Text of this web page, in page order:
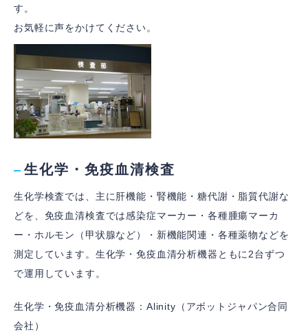
す。
お気軽に声をかけてください。
生化学・免疫血清検査
生化学検査では、主に肝機能・腎機能・糖代謝・脂質代謝な
どを、免疫血清検査では感染症マーカー・各種腫瘍マーカ
ー・ホルモン（甲状腺など）・新機能関連・各種薬物などを
測定しています。生化学・免疫血清分析機器ともに2台ずつ
で運用しています。
生化学・免疫血清分析機器：Alinity（アボットジャパン合同
会社）